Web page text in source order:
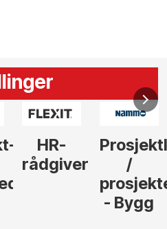
Vi
behøver
elektrofagfolk
Anlegg
søker
Elektro